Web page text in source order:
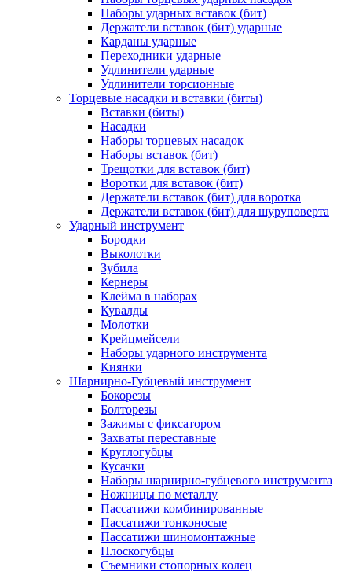
Наборы ударных вставок (бит)
Держатели вставок (бит) ударные
Карданы ударные
Переходники ударные
Удлинители ударные
Удлинители торсионные
Торцевые насадки и вставки (биты)
Вставки (биты)
Насадки
Наборы торцевых насадок
Наборы вставок (бит)
Трещотки для вставок (бит)
Воротки для вставок (бит)
Держатели вставок (бит) для воротка
Держатели вставок (бит) для шуруповерта
Ударный инструмент
Бородки
Выколотки
Зубила
Кернеры
Клейма в наборах
Кувалды
Молотки
Крейцмейсели
Наборы ударного инструмента
Киянки
Шарнирно-Губцевый инструмент
Бокорезы
Болторезы
Зажимы с фиксатором
Захваты переставные
Круглогубцы
Кусачки
Наборы шарнирно-губцевого инструмента
Ножницы по металлу
Пассатижи комбинированные
Пассатижи тонконосые
Пассатижи шиномонтажные
Плоскогубцы
Съемники стопорных колец